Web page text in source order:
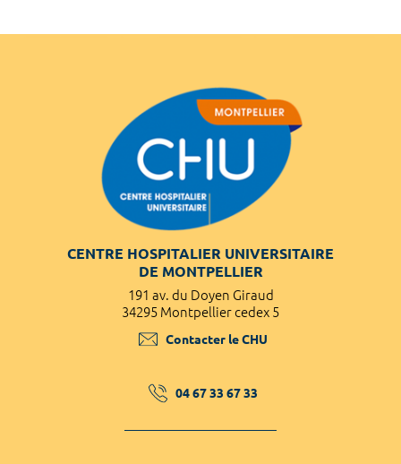
CENTRE HOSPITALIER UNIVERSITAIRE
DE MONTPELLIER
191 av. du Doyen Giraud
34295 Montpellier cedex 5
Contacter le CHU
04 67 33 67 33